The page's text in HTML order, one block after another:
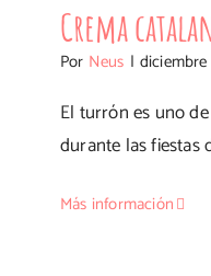
Crema
Por Neus |
El turrón es uno
durante las fiestas
Más información